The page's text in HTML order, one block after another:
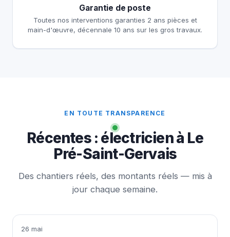
Garantie de poste
Toutes nos interventions garanties 2 ans pièces et
main-d'œuvre, décennale 10 ans sur les gros travaux.
EN TOUTE TRANSPARENCE
Récentes : électricien à Le
Pré-Saint-Gervais
Des chantiers réels, des montants réels — mis à
jour chaque semaine.
26 mai